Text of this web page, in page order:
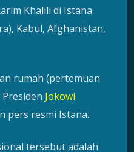
Khalili di Istana
Kabul, Afghanistan,
rumah (pertemuan
Jokowi
pers resmi Istana.
tersebut adalah